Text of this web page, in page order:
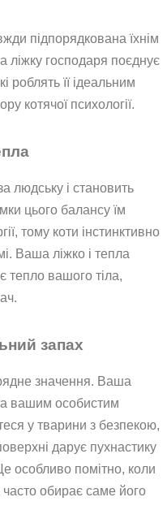
підпорядкована їхнім
господаря поєднує
роблять її ідеальним
котячої психології.
людську і становить
цього балансу їм
тому коти інстинктивно
Ваша ліжко і тепла
тепло вашого тіла,
запах
значення. Ваша
вашим особистим
у тварини з безпекою,
дарує пухнастику
особливо помітно, коли
обирає саме його